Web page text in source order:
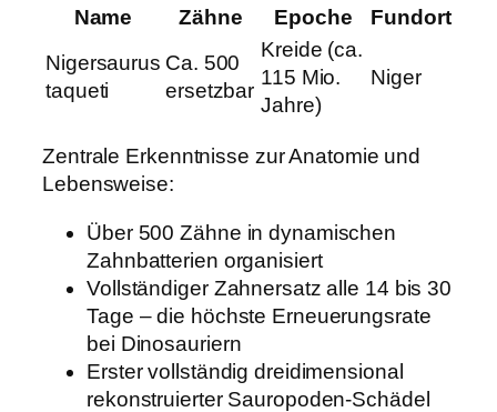
Name Zähne Epoche
Fundort
Nigersaurus
taqueti
Ca. 500
ersetzbar
Kreide (ca.
115 Mio.
Jahre)
Niger
Zentrale Erkenntnisse zur Anatomie und
Lebensweise:
Über 500 Zähne in dynamischen
Zahnbatterien organisiert
Vollständiger Zahnersatz alle 14 bis 30
Tage – die höchste Erneuerungsrate
bei Dinosauriern
Erster vollständig dreidimensional
rekonstruierter Sauropoden-Schädel